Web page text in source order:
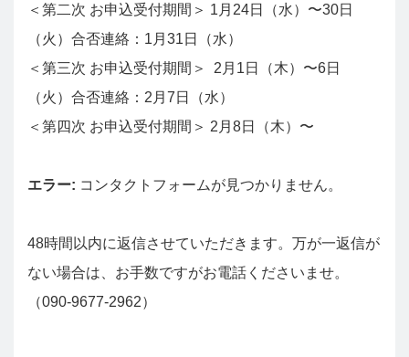
＜第二次 お申込受付期間＞ 1月24日（水）〜30日
（火）合否連絡：1月31日（水）
＜第三次 お申込受付期間＞ 2月1日（木）〜6日
（火）合否連絡：2月7日（水）
＜第四次 お申込受付期間＞ 2月8日（木）〜
エラー: コンタクトフォームが見つかりません。
48時間以内に返信させていただきます。万が一返信が
ない場合は、お手数ですがお電話くださいませ。
（090-9677-2962）